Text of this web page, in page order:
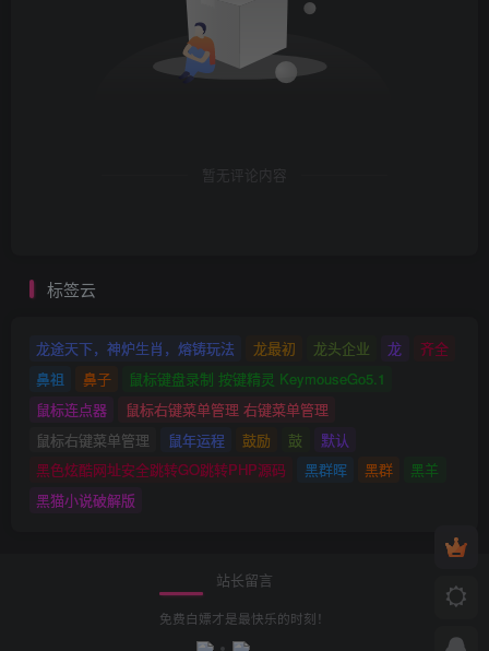
暂无评论内容
标签云
龙途天下，神炉生肖，熔铸玩法 龙最初 龙头企业 龙
齐全
鼻祖
鼻子
鼠标键盘录制 按键精灵 KeymouseGo5.1
鼠标连点器
鼠标右键菜单管理 右键菜单管理
鼠标右键菜单管理
鼠年运程 鼓励 鼓
默认
黑色炫酷网址安全跳转GO跳转PHP源码
黑群晖 黑群
黑羊
黑猫小说破解版
站长留言
免费白嫖才是最快乐的时刻！